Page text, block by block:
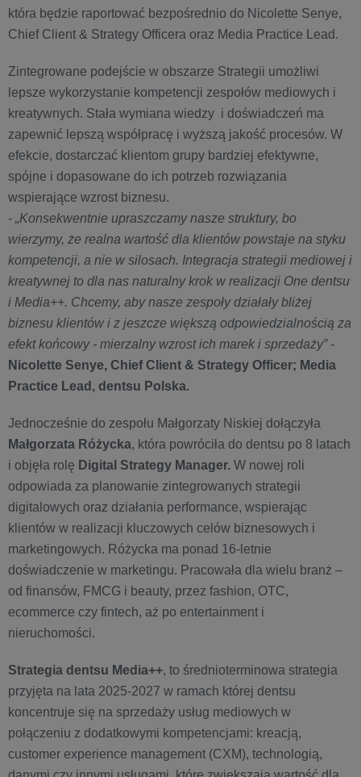
która będzie raportować bezpośrednio do Nicolette Senye,
Chief Client & Strategy Officera oraz Media Practice Lead.
Zintegrowane podejście w obszarze Strategii umożliwi
lepsze wykorzystanie kompetencji zespołów mediowych i
kreatywnych. Stała wymiana wiedzy i doświadczeń ma
zapewnić lepszą współpracę i wyższą jakość procesów. W
efekcie, dostarczać klientom grupy bardziej efektywne,
spójne i dopasowane do ich potrzeb rozwiązania
wspierające wzrost biznesu.
- „Konsekwentnie upraszczamy nasze struktury, bo
wierzymy, że realna wartość dla klientów powstaje na styku
kompetencji, a nie w silosach. Integracja strategii mediowej i
kreatywnej to dla nas naturalny krok w realizacji One dentsu
i Media++. Chcemy, aby nasze zespoły działały bliżej
biznesu klientów i z jeszcze większą odpowiedzialnością za
efekt końcowy - mierzalny wzrost ich marek i sprzedaży”-
Nicolette Senye, Chief Client & Strategy Officer; Media
Practice Lead, dentsu Polska.
Jednocześnie do zespołu Małgorzaty Niskiej dołączyła
Małgorzata Różycka, która powróciła do dentsu po 8 latach
i objęła rolę Digital Strategy Manager. W nowej roli
odpowiada za planowanie zintegrowanych strategii
digitalowych oraz działania performance, wspierając
klientów w realizacji kluczowych celów biznesowych i
marketingowych. Różycka ma ponad 16-letnie
doświadczenie w marketingu. Pracowała dla wielu branż –
od finansów, FMCG i beauty, przez fashion, OTC,
ecommerce czy fintech, aż po entertainment i
nieruchomości.
Strategia dentsu Media++, to średnioterminowa strategia
przyjęta na lata 2025-2027 w ramach której dentsu
koncentruje się na sprzedaży usług mediowych w
połączeniu z dodatkowymi kompetencjami: kreacją,
customer experience management (CXM), technologią,